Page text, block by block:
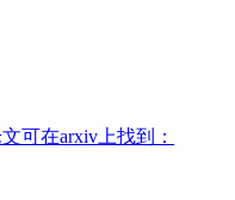
可在arxiv上找到：